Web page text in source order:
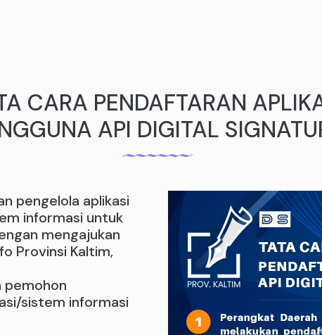
CARA PENDAFTARAN
API DIGITAL
pengelola aplikasi
informasi untuk
mengajukan
Provinsi Kaltim,
pemohon
sistem informasi